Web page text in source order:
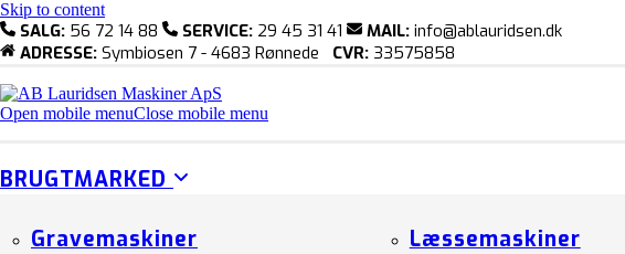
Skip to content
SALG: 56 72 14 88 SERVICE: 29 45 31 41 MAIL: info@ablauridsen.dk
ADRESSE: Symbiosen 7 - 4683 Rønnede CVR: 33575858
Open mobile menuClose mobile menu
BRUGTMARKED
Gravemaskiner Læssemaskiner